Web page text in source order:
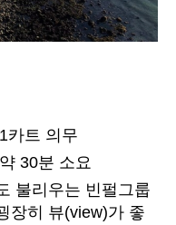
카트 의무
30분 소요
불리우는 빈펄그룹
장히 뷰(view)가 좋